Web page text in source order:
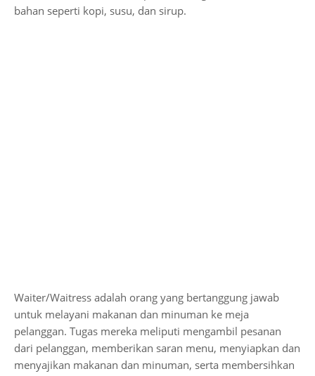
bahan seperti kopi, susu, dan sirup.
Waiter/Waitress adalah orang yang bertanggung jawab
untuk melayani makanan dan minuman ke meja
pelanggan. Tugas mereka meliputi mengambil pesanan
dari pelanggan, memberikan saran menu, menyiapkan dan
menyajikan makanan dan minuman, serta membersihkan